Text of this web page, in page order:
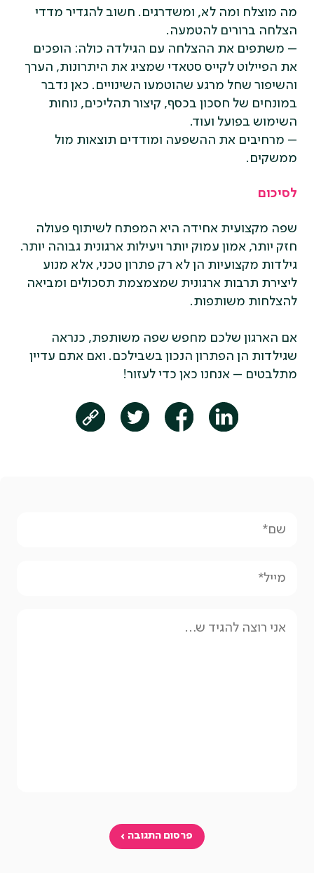
מה מוצלח ומה לא, ומשדרגים. חשוב להגדיר מדדי
הצלחה ברורים להטמעה.
– משתפים את ההצלחה עם הגילדה כולה: הופכים
את הפיילוט לקייס סטאדי שמציג את היתרונות, הערך
והשיפור שחל מרגע שהוטמעו השינויים. כאן נדבר
במונחים של חסכון בכסף, קיצור תהליכים, נוחות
השימוש בפועל ועוד.
– מרחיבים את ההשפעה ומודדים תוצאות מול
ממשקים.
לסיכום
שפה מקצועית אחידה היא המפתח לשיתוף פעולה
חזק יותר, אמון עמוק יותר ויעילות ארגונית גבוהה יותר.
גילדות מקצועיות הן לא רק פתרון טכני, אלא מנוע
ליצירת תרבות ארגונית שמצמצמת תסכולים ומביאה
להצלחות משותפות.
אם הארגון שלכם מחפש שפה משותפת, כנראה
שגילדות הן הפתרון הנכון בשבילכם. ואם אתם עדיין
מתלבטים – אנחנו כאן כדי לעזור!